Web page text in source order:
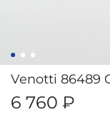
Venotti 86489
6 760 ₽